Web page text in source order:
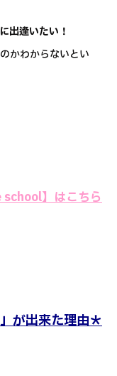
出逢いたい！
かわからないとい
】はこちら
が出来た理由＊